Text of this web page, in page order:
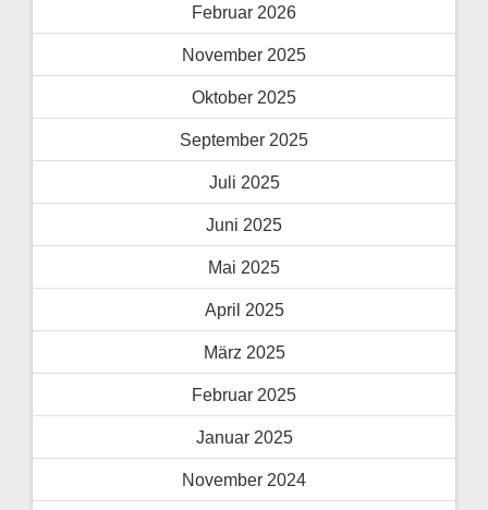
Februar 2026
November 2025
Oktober 2025
September 2025
Juli 2025
Juni 2025
Mai 2025
April 2025
März 2025
Februar 2025
Januar 2025
November 2024